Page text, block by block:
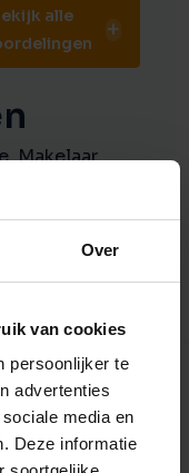
Over
van cookies
persoonlijker te
advertenties
media en
Deze informatie
alle
Makelaar
hij het